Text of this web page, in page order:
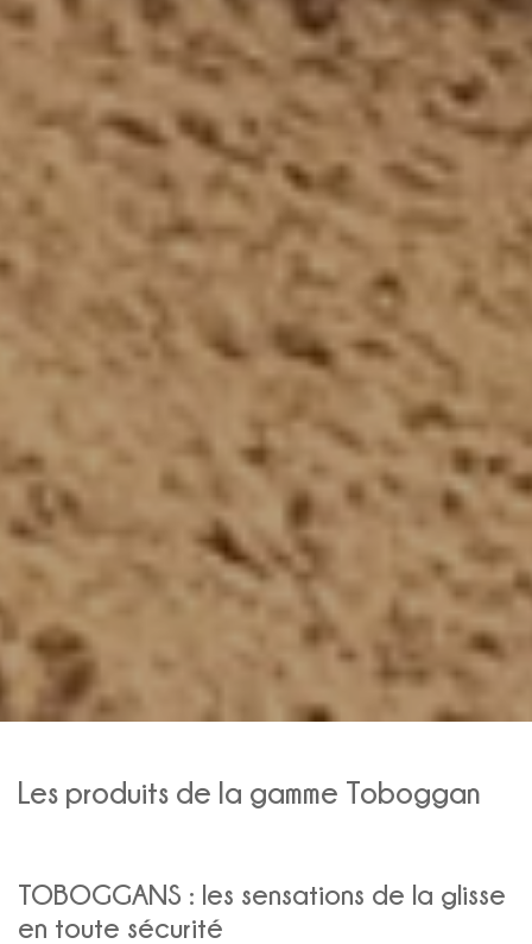
Les produits de la gamme Toboggan
TOBOGGANS : les sensations de la glisse
en toute sécurité